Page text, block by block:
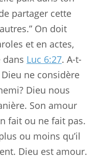
partager cette
On doit
et en actes,
dans Luc 6:27. A-t-
ne considère
Dieu nous
Son amour
fait ou ne fait pas.
ou moins qu’il
Dieu est amour.